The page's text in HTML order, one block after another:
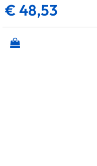
€ 48,53
Quantità